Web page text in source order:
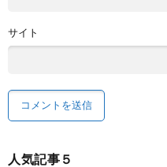
サイト
人気記事５